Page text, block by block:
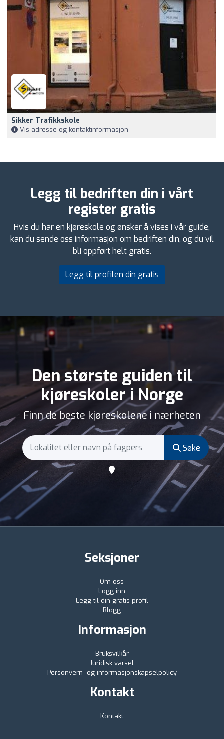
Sikker Trafikkskole
Vis adresse og kontaktinformasjon
Legg til bedriften din i vårt
register gratis
Hvis du har en kjøreskole og ønsker å vises i vår guide,
kan du sende oss informasjon om bedriften din, og du vil
bli oppført helt gratis.
Legg til profilen din gratis
Den største guiden til
kjøreskoler i Norge
Finn de beste kjøreskolene i nærheten
Søke
Seksjoner
Om oss
Logg inn
Legg til din gratis profil
Blogg
Informasjon
Bruksvilkår
Juridisk varsel
Personvern- og informasjonskapselpolicy
Kontakt
Kontakt